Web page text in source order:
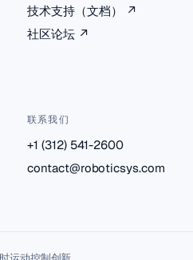
技术支持（文档）
↗
社区论坛↗
联系我们
+1 (312) 541-2600
contact@roboticsys.com